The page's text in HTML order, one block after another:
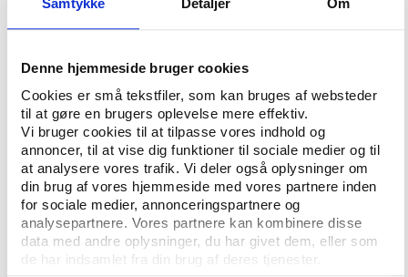
Samtykke Detaljer Om
Denne hjemmeside bruger cookies
Cookies er små tekstfiler, som kan bruges af websteder
til at gøre en brugers oplevelse mere effektiv.
Vi bruger cookies til at tilpasse vores indhold og
annoncer, til at vise dig funktioner til sociale medier og til
at analysere vores trafik. Vi deler også oplysninger om
din brug af vores hjemmeside med vores partnere inden
for sociale medier, annonceringspartnere og
analysepartnere. Vores partnere kan kombinere disse
data med andre oplysninger, du har givet dem, eller som
de har indsamlet fra din brug af deres tjenester.
Set fra en sportslig synsvinkel er PSE’s krise
imidlertid ikke så skidt, at den ikke er god for noget.
Var PSE’s ekspansion ikke blevet bremset, havde
koncernens tiltagende økonomiske styrke resulteret i
en endnu større grad af sportslig dominans. DBU og
Divisionsforeningens turneringsstrukturrapport
pegede i 2009 på den generelt stigende polarisering
i dansk fodbold, der for håndboldens vedkommende
allerede var dokumenteret i Idans rapport fra 2006